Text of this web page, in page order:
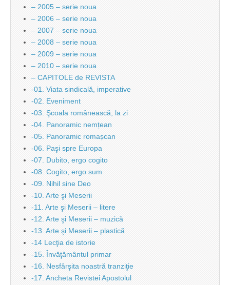
– 2005 – serie noua
– 2006 – serie noua
– 2007 – serie noua
– 2008 – serie noua
– 2009 – serie noua
– 2010 – serie noua
– CAPITOLE de REVISTA
-01. Viata sindicală, imperative
-02. Eveniment
-03. Şcoala românească, la zi
-04. Panoramic nemțean
-05. Panoramic romașcan
-06. Paşi spre Europa
-07. Dubito, ergo cogito
-08. Cogito, ergo sum
-09. Nihil sine Deo
-10. Arte şi Meserii
-11. Arte şi Meserii – litere
-12. Arte şi Meserii – muzică
-13. Arte şi Meserii – plastică
-14 Lecţia de istorie
-15. Învăţământul primar
-16. Nesfârşita noastră tranziţie
-17. Ancheta Revistei Apostolul